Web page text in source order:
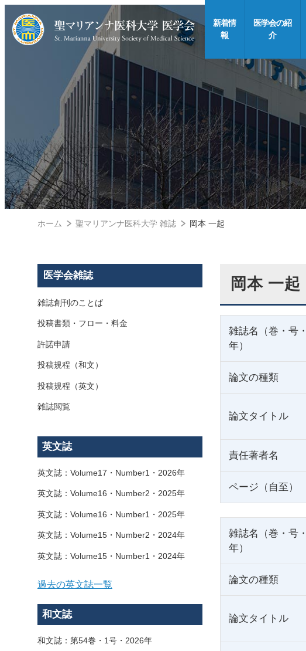
新着情
報
医学会の紹
介
ホーム 聖マリアンナ医科大学 雑誌 岡本 一起
岡本 一起
雑誌名（巻・号・
年）
論文の種類
論文タイトル
責任著者名
ページ（自至）
雑誌名（巻・号・
年）
論文の種類
論文タイトル
医学会雑誌
雑誌創刊のことば
投稿書類・フロー・料金
許諾申請
投稿規程（和文）
投稿規程（英文）
雑誌閲覧
英文誌
英文誌：Volume17・Number1・2026年
英文誌：Volume16・Number2・2025年
英文誌：Volume16・Number1・2025年
英文誌：Volume15・Number2・2024年
英文誌：Volume15・Number1・2024年
過去の英文誌一覧
和文誌
和文誌：第54巻・1号・2026年